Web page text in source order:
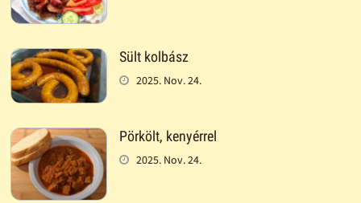
Sült kolbász
2025. Nov. 24.
Pörkölt, kenyérrel
2025. Nov. 24.